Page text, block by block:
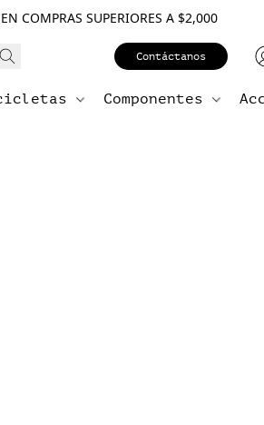
COMPRAS SUPERIORES A $2,000
Contáctanos
Componentes